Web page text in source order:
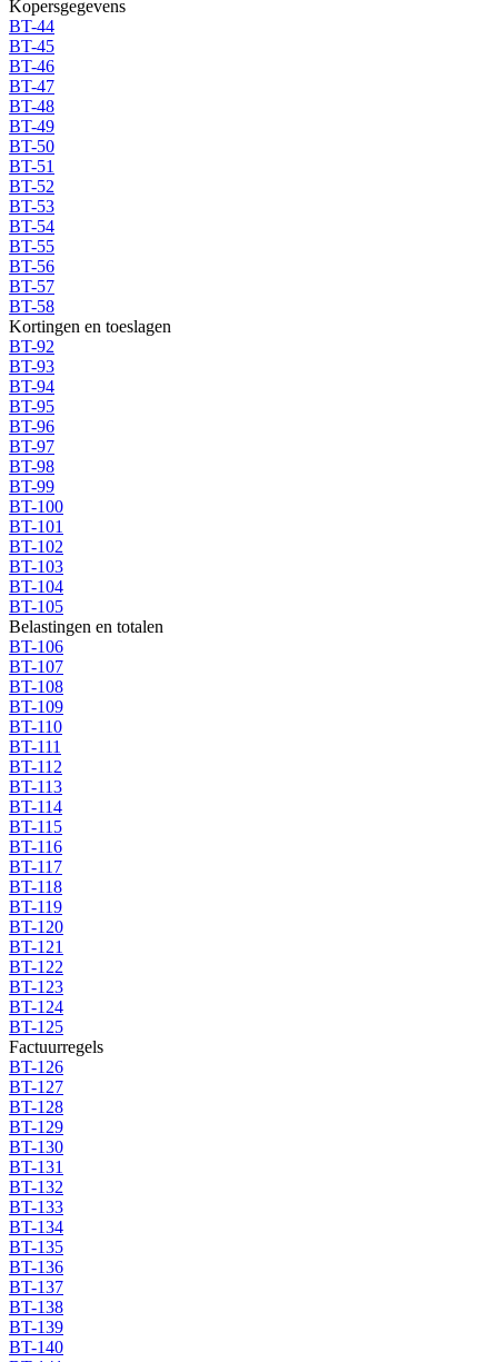
Kopersgegevens
BT-44
BT-45
BT-46
BT-47
BT-48
BT-49
BT-50
BT-51
BT-52
BT-53
BT-54
BT-55
BT-56
BT-57
BT-58
Kortingen en toeslagen
BT-92
BT-93
BT-94
BT-95
BT-96
BT-97
BT-98
BT-99
BT-100
BT-101
BT-102
BT-103
BT-104
BT-105
Belastingen en totalen
BT-106
BT-107
BT-108
BT-109
BT-110
BT-111
BT-112
BT-113
BT-114
BT-115
BT-116
BT-117
BT-118
BT-119
BT-120
BT-121
BT-122
BT-123
BT-124
BT-125
Factuurregels
BT-126
BT-127
BT-128
BT-129
BT-130
BT-131
BT-132
BT-133
BT-134
BT-135
BT-136
BT-137
BT-138
BT-139
BT-140